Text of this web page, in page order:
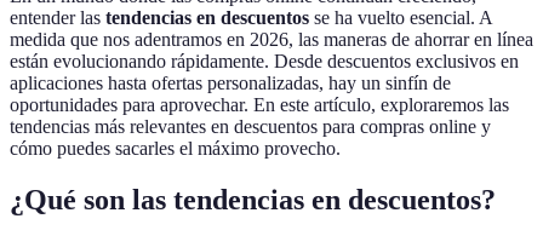
entender las tendencias en descuentos se ha vuelto esencial. A
medida que nos adentramos en 2026, las maneras de ahorrar en línea
están evolucionando rápidamente. Desde descuentos exclusivos en
aplicaciones hasta ofertas personalizadas, hay un sinfín de
oportunidades para aprovechar. En este artículo, exploraremos las
tendencias más relevantes en descuentos para compras online y
cómo puedes sacarles el máximo provecho.
¿Qué son las tendencias en descuentos?